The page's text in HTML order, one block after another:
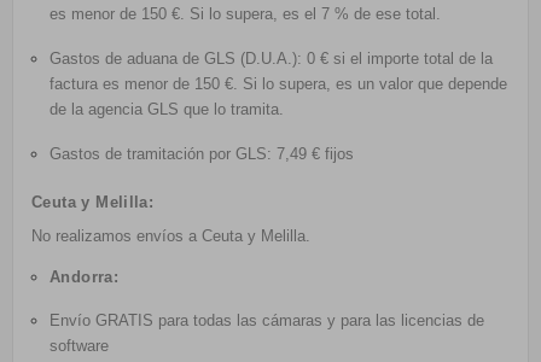
es menor de 150 €. Si lo supera, es el 7 % de ese total.
Gastos de aduana de GLS (D.U.A.): 0 € si el importe total de la
factura es menor de 150 €. Si lo supera, es un valor que depende
de la agencia GLS que lo tramita.
Gastos de tramitación por GLS: 7,49 € fijos
Ceuta y Melilla:
No realizamos envíos a Ceuta y Melilla.
Andorra:
Envío GRATIS para todas las cámaras y para las licencias de
software